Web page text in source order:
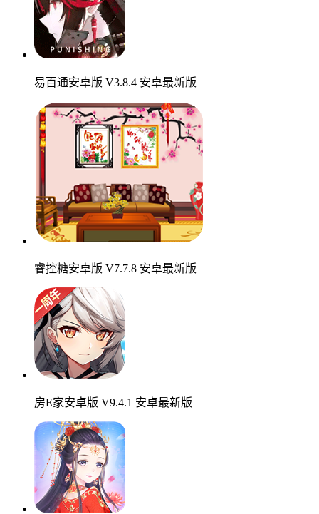
易百通安卓版 V3.8.4 安卓最新版
睿控糖安卓版 V7.7.8 安卓最新版
房E家安卓版 V9.4.1 安卓最新版